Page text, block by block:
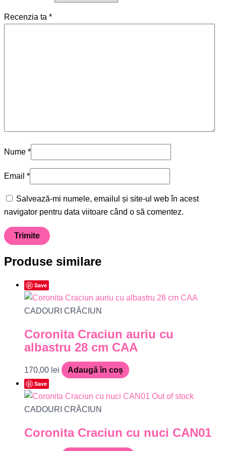
Recenzia ta *
Nume *
Email *
Salvează-mi numele, emailul și site-ul web în acest
navigator pentru data viitoare când o să comentez.
Produse similare
Save
CADOURI CRĂCIUN
Coronita Craciun auriu cu
albastru 28 cm CAA
170,00 lei Adaugă în coș
Save
Out of stock
CADOURI CRĂCIUN
Coronita Craciun cu nuci CAN01